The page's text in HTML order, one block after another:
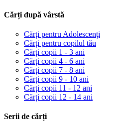
Cărți după vârstă
Cărți pentru Adolescenți
Cărți pentru copilul tău
Cărți copii 1 - 3 ani
Cărți copii 4 - 6 ani
Cărți copii 7 - 8 ani
Cărți copii 9 - 10 ani
Cărți copii 11 - 12 ani
Cărți copii 12 - 14 ani
Serii de cărți